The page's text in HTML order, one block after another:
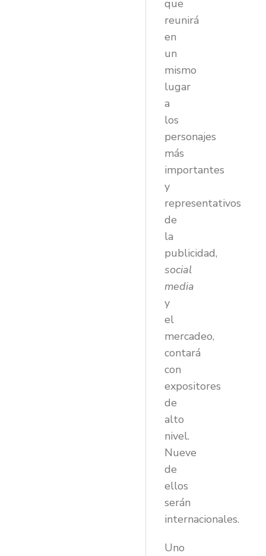
que
reunirá
en
un
mismo
lugar
a
los
personajes
más
importantes
y
representativos
de
la
publicidad,
social
media
y
el
mercadeo,
contará
con
expositores
de
alto
nivel.
Nueve
de
ellos
serán
internacionales.
Uno